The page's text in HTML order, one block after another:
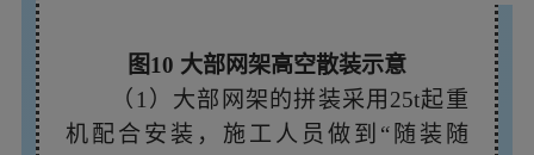
图10 大部网架高空散装示意
（1）大部网架的拼装采用25t起重
机配合安装，施工人员做到“随装随